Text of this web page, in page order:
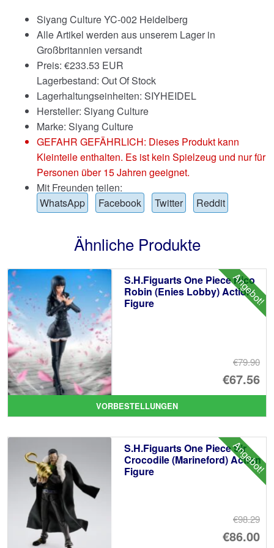
Siyang Culture YC-002 Heidelberg
Alle Artikel werden aus unserem Lager in
Großbritannien versandt
Preis: €233.53 EUR
Lagerbestand: Out Of Stock
Lagerhaltungseinheiten: SIYHEIDEL
Hersteller: Siyang Culture
Marke: Siyang Culture
GEFAHR GEFÄHRLICH: Dieses Produkt kann
Kleinteile enthalten. Es ist kein Spielzeug und nur für
Personen über 15 Jahren geeignet.
Mit Freunden teilen:
WhatsApp
Facebook Twitter Reddit
Ähnliche Produkte
Angebot!
S.H.Figuarts One Piece Nico
Robin (Enies Lobby) Action
Figure
€79.90
€67.56
VORBESTELLUNGEN
Angebot!
S.H.Figuarts One Piece Sir
Crocodile (Marineford) Action
Figure
€98.29
€86.00